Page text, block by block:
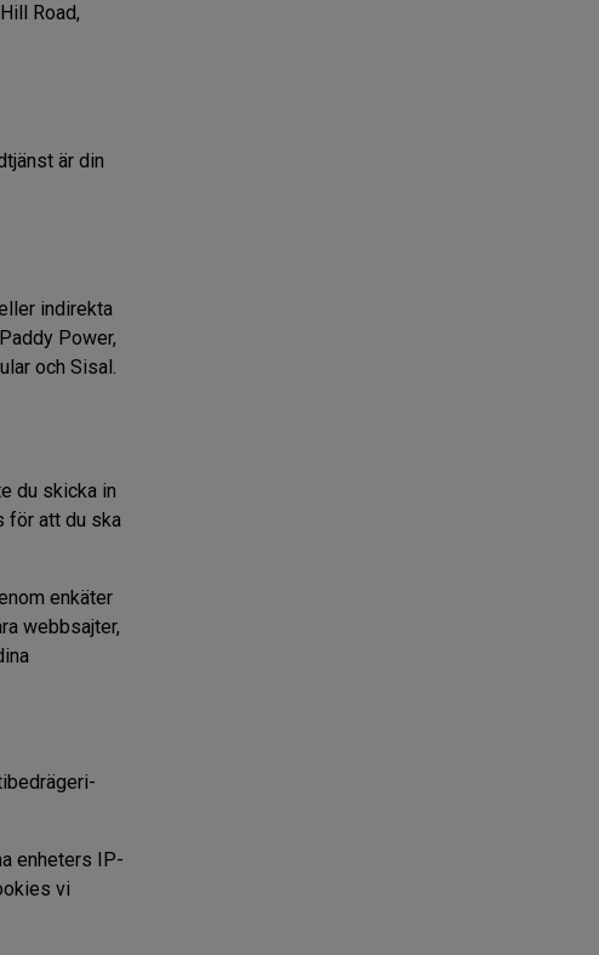
Road,
är din
indirekta
Power,
och Sisal.
du skicka in
för att du ska
enkäter
webbsajter,
enheters IP-
vi